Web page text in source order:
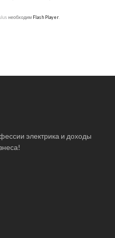
необходим Flash Player.
электрика и доходы